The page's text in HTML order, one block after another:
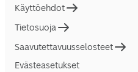
Käyttöehdot
Tietosuoja
Saavutettavuusselosteet
Evästeasetukset